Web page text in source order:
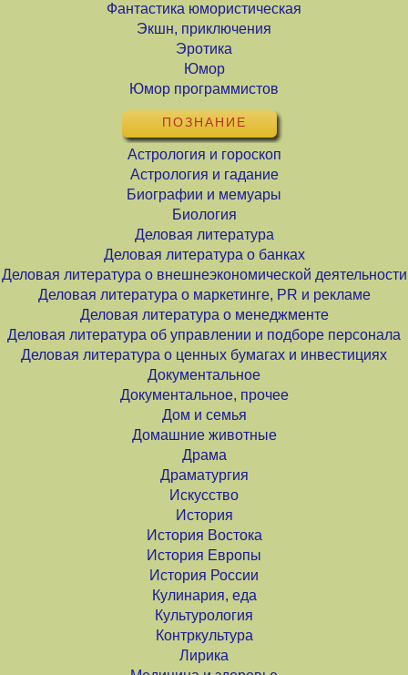
Фантастика юмористическая
Экшн, приключения
Эротика
Юмор
Юмор программистов
ПОЗНАНИЕ
Астрология и гороскоп
Астрология и гадание
Биографии и мемуары
Биология
Деловая литература
Деловая литература о банках
Деловая литература о внешнеэкономической деятельности
Деловая литература о маркетинге, PR и рекламе
Деловая литература о менеджменте
Деловая литература об управлении и подборе персонала
Деловая литература о ценных бумагах и инвестициях
Документальное
Документальное, прочее
Дом и семья
Домашние животные
Драма
Драматургия
Искусство
История
История Востока
История Европы
История России
Кулинария, еда
Культурология
Контркультура
Лирика